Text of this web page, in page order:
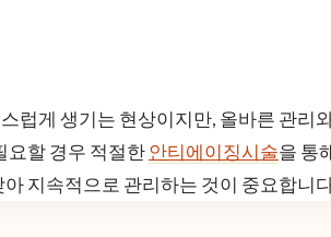
럽게 생기는 현상이지만, 올바른 관리
요할 경우 적절한안티에이징시술을 통
지속적으로 관리하는 것이 중요합니